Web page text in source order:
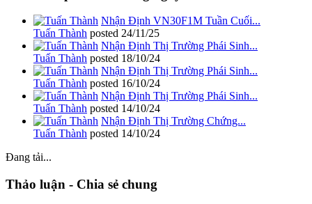
Nhận Định VN30F1M Tuần Cuối...
Tuấn Thành posted 24/11/25
Nhận Định Thị Trường Phái Sinh...
Tuấn Thành posted 18/10/24
Nhận Định Thị Trường Phái Sinh...
Tuấn Thành posted 16/10/24
Nhận Định Thị Trường Phái Sinh...
Tuấn Thành posted 14/10/24
Nhận Định Thị Trường Chứng...
Tuấn Thành posted 14/10/24
Đang tải...
Thảo luận - Chia sẻ chung